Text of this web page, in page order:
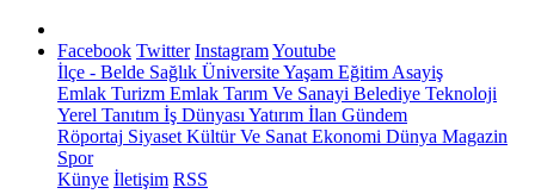
Facebook Twitter InstagramYoutube
İlçe - Belde Sağlık ÜniversiteYaşam Eğitim Asayiş
Emlak Turizm Emlak Tarım Ve Sanayi Belediye Teknoloji
Yerel Tanıtım İş Dünyası Yatırım İlan Gündem
Röportaj Siyaset Kültür Ve Sanat Ekonomi Dünya Magazin
Spor
Künye İletişim RSS